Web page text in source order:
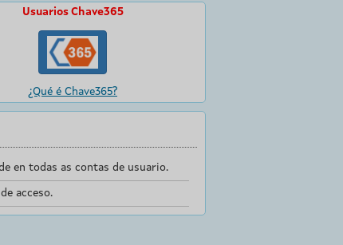
Usuarios Chave365
¿Qué é Chave365?
en todas as contas de usuario.
acceso.